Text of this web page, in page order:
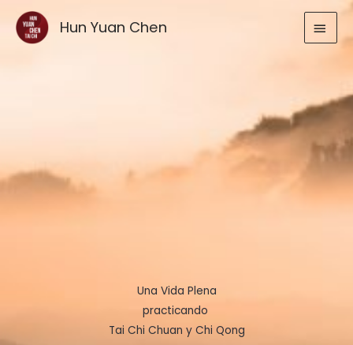
contenido
Hun Yuan Chen
Una Vida Plena
practicando
Tai Chi Chuan y Chi Qong